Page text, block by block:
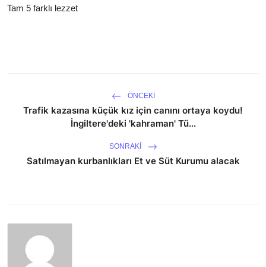
Tam 5 farklı lezzet
ÖNCEKI
Trafik kazasına küçük kız için canını ortaya koydu!
İngiltere'deki 'kahraman' Tü...
SONRAKI
Satılmayan kurbanlıkları Et ve Süt Kurumu alacak